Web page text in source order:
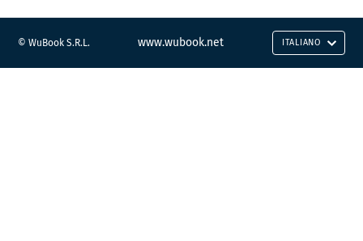
© WuBook S.R.L. www.wubook.net ITALIANO